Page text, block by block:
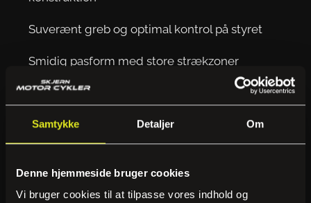
Samtykke Detaljer Om
Denne hjemmeside bruger cookies
Vi bruger cookies til at tilpasse vores indhold og
Suverænt greb og optimal kontrol på styret
Smidig pasform med store strækzoner
Udvendige fingersømme for øget komfort
Touchscreen-kompatible fingre
Kort manchet – ideel til daglig brug